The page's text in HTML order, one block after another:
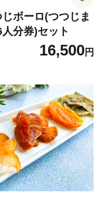
ボーロ(つつじま
分券)セット
16,500円